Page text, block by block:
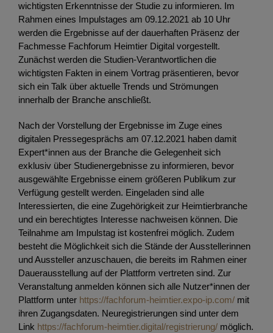
wichtigsten Erkenntnisse der Studie zu informieren. Im
Rahmen eines Impulstages am 09.12.2021 ab 10 Uhr
werden die Ergebnisse auf der dauerhaften Präsenz der
Fachmesse Fachforum Heimtier Digital vorgestellt.
Zunächst werden die Studien-Verantwortlichen die
wichtigsten Fakten in einem Vortrag präsentieren, bevor
sich ein Talk über aktuelle Trends und Strömungen
innerhalb der Branche anschließt.
Nach der Vorstellung der Ergebnisse im Zuge eines
digitalen Pressegesprächs am 07.12.2021 haben damit
Expert*innen aus der Branche die Gelegenheit sich
exklusiv über Studienergebnisse zu informieren, bevor
ausgewählte Ergebnisse einem größeren Publikum zur
Verfügung gestellt werden. Eingeladen sind alle
Interessierten, die eine Zugehörigkeit zur Heimtierbranche
und ein berechtigtes Interesse nachweisen können. Die
Teilnahme am Impulstag ist kostenfrei möglich. Zudem
besteht die Möglichkeit sich die Stände der Ausstellerinnen
und Aussteller anzuschauen, die bereits im Rahmen einer
Dauerausstellung auf der Plattform vertreten sind. Zur
Veranstaltung anmelden können sich alle Nutzer*innen der
Plattform unter https://fachforum-heimtier.expo-ip.com/ mit
ihren Zugangsdaten. Neuregistrierungen sind unter dem
Link https://fachforum-heimtier.digital/registrierung/ möglich.